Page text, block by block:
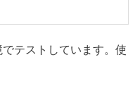
テストしています。使